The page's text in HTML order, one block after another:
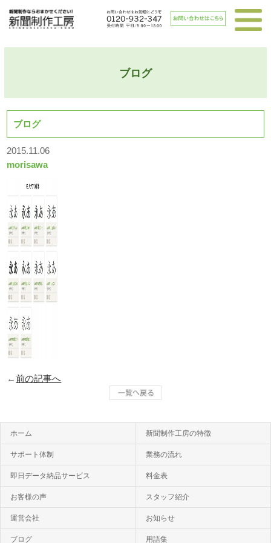
ブログ
ブログ
2015.11.06
morisawa
←前の記事へ
ホーム 新聞制作工房の特徴
サポート体制 業務の流れ
即日データ納品サービス 料金表
お客様の声 スタッフ紹介
運営会社 お知らせ
ブログ 用語集